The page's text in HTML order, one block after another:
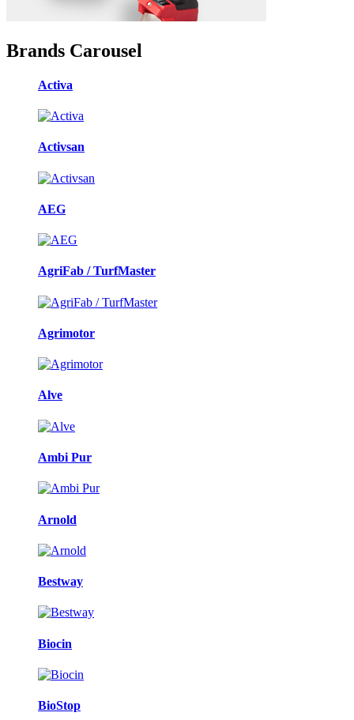
Brands Carousel
Activa
Activsan
AEG
AgriFab / TurfMaster
Agrimotor
Alve
Ambi Pur
Arnold
Bestway
Biocin
BioStop